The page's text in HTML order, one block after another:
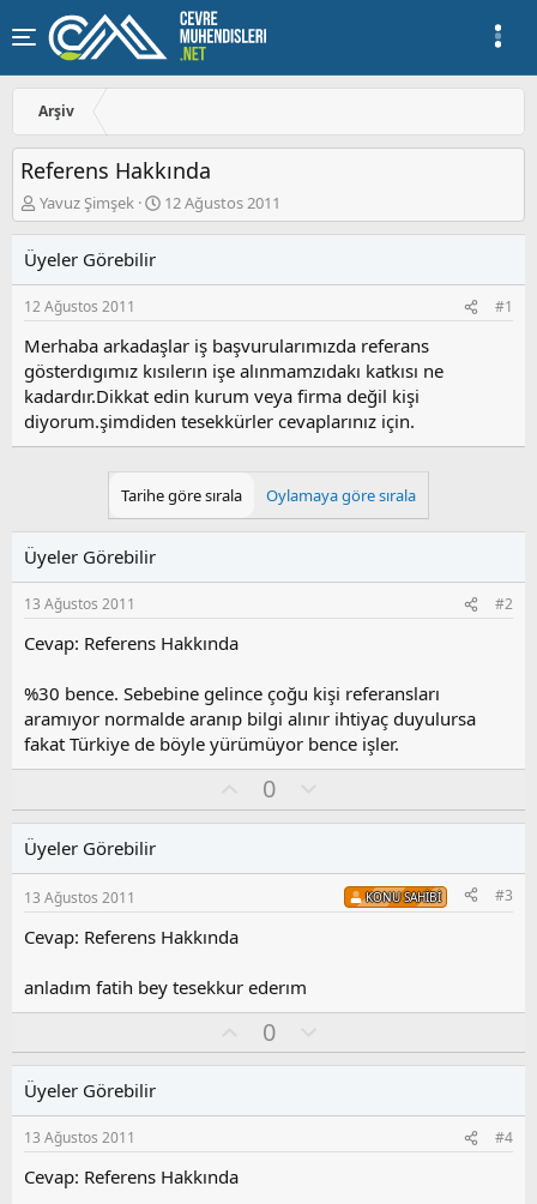
Arşiv
Referens Hakkında
K
o
u
y
u
a
ş
l
a
t
Yavuz Şimşek
B
a
a
ı
ç
t
a
i
12 Ağustos 2011
Üyeler Görebilir
12 Ağustos 2011 #1
Merhaba arkadaşlar iş başvurularımızda referans
gösterdıgımız kısılerın işe alınmamzıdakı katkısı ne
kadardır.Dikkat edin kurum veya firma değil kişi
diyorum.şimdiden tesekkürler cevaplarınız için.
Tarihe göre sırala Oylamaya göre sırala
Üyeler Görebilir
13 Ağustos 2011 #2
Cevap: Referens Hakkında
%30 bence. Sebebine gelince çoğu kişi referansları
aramıyor normalde aranıp bilgi alınır ihtiyaç duyulursa
fakat Türkiye de böyle yürümüyor bence işler.
y
0
l
s
u
Üyeler Görebilir
13 Ağustos 2011 KONU SAHIBI #3
Cevap: Referens Hakkında
anladım fatih bey tesekkur ederım
y
0
l
s
u
Üyeler Görebilir
13 Ağustos 2011 #4
Cevap: Referens Hakkında